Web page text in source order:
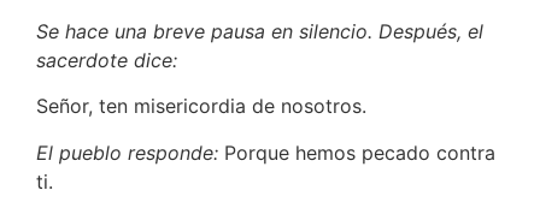
Se hace una breve pausa en silencio. Después, el
sacerdote dice:
Señor, ten misericordia de nosotros.
El pueblo responde: Porque hemos pecado contra
ti.